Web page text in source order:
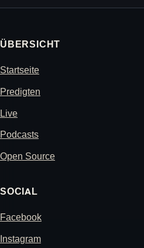
ÜBERSICHT
Startseite
Predigten
Live
Podcasts
Open Source
SOCIAL
Facebook
Instagram